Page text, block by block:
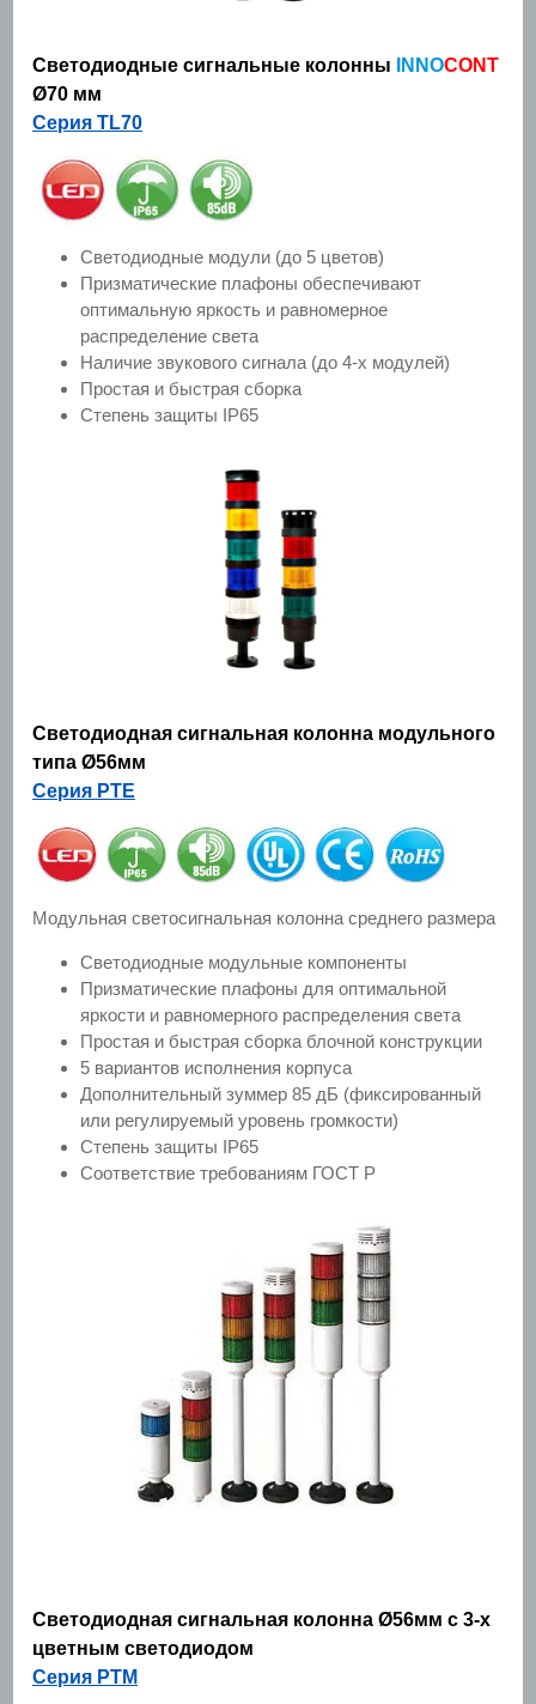
Светодиодные сигнальные колонны INNOCONT
Ø70 мм
Серия TL70
Светодиодные модули (до 5 цветов)
Призматические плафоны обеспечивают
оптимальную яркость и равномерное
распределение света
Наличие звукового сигнала (до 4-х модулей)
Простая и быстрая сборка
Степень защиты IP65
Светодиодная сигнальная колонна модульного
типа Ø56мм
Серия PTE
Модульная светосигнальная колонна среднего размера
Светодиодные модульные компоненты
Призматические плафоны для оптимальной
яркости и равномерного распределения света
Простая и быстрая сборка блочной конструкции
5 вариантов исполнения корпуса
Дополнительный зуммер 85 дБ (фиксированный
или регулируемый уровень громкости)
Степень защиты IP65
Соответствие требованиям ГОСТ Р
Светодиодная сигнальная колонна Ø56мм с 3-х
цветным светодиодом
Серия PTM